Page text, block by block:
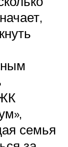
семья